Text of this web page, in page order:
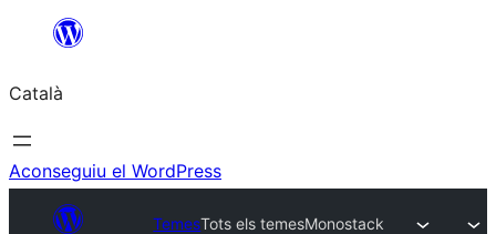
contingut
Català
Aconseguiu el WordPress
TemesTots els temesMonostack